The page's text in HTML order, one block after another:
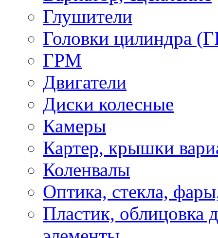
Глушители
Головки цилиндра
ГРМ
Двигатели
Диски колесные
Камеры
Картер, крышки
Коленвалы
Оптика, стекла,
Пластик, облицовка